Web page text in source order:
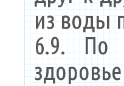
из воды
6.9. По